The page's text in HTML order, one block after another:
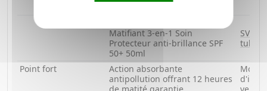
Matifiant 3-en-1 Soin
Protecteur anti-brillance SPF
50+ 50ml
SVR
tube
Point fort
Action absorbante
antipollution offrant 12 heures